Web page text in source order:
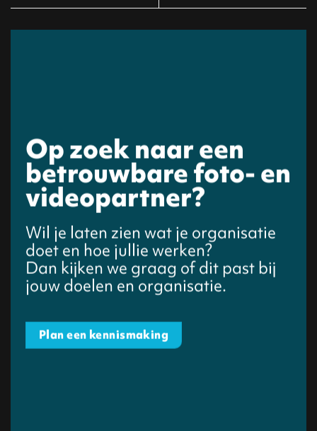
Op zoek naar een
betrouwbare foto- en
videopartner?
Wil je laten zien wat je organisatie
doet en hoe jullie werken?
Dan kijken we graag of dit past bij
jouw doelen en organisatie.
Plan een kennismaking